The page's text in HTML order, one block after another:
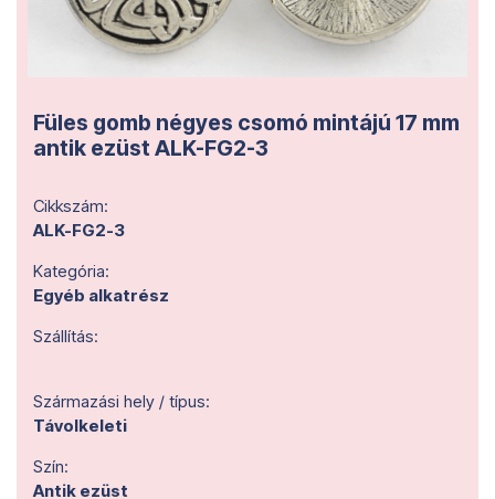
Füles gomb négyes csomó mintájú 17 mm
antik ezüst ALK-FG2-3
Cikkszám:
ALK-FG2-3
Kategória:
Egyéb alkatrész
Szállítás:
Származási hely / típus:
Távolkeleti
Szín:
Antik ezüst